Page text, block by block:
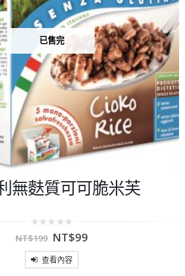
已售完
無麩質可可脆米芙
0
out
5
NT$199 NT$99
查看內容